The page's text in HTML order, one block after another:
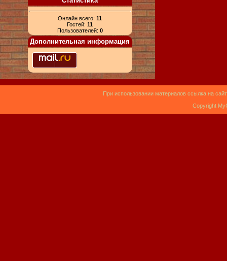
Онлайн всего:11
Гостей:11
Пользователей: 0
Дополнительная информация
При использовании материалов ссылка на
Copyright